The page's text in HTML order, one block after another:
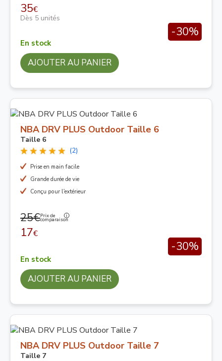
35€
Dès 5 unités
-30%
En stock
AJOUTER AU PANIER
NBA DRV PLUS Outdoor Taille 6
Taille 6
(2)
Prise en main facile
Grande durée de vie
Conçu pour l'extérieur
25€Prix de
comparaison
17€
-30%
En stock
AJOUTER AU PANIER
NBA DRV PLUS Outdoor Taille 7
Taille 7